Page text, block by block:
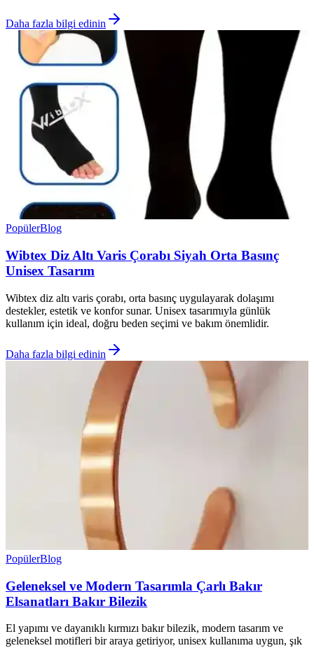
Daha fazla bilgi edinin
PopülerBlog
Wibtex Diz Altı Varis Çorabı Siyah Orta Basınç
Unisex Tasarım
Wibtex diz altı varis çorabı, orta basınç uygulayarak dolaşımı
destekler, estetik ve konfor sunar. Unisex tasarımıyla günlük
kullanım için ideal, doğru beden seçimi ve bakım önemlidir.
Daha fazla bilgi edinin
PopülerBlog
Geleneksel ve Modern Tasarımla Çarlı Bakır
Elsanatları Bakır Bilezik
El yapımı ve dayanıklı kırmızı bakır bilezik, modern tasarım ve
geleneksel motifleri bir araya getiriyor, unisex kullanıma uygun, şık